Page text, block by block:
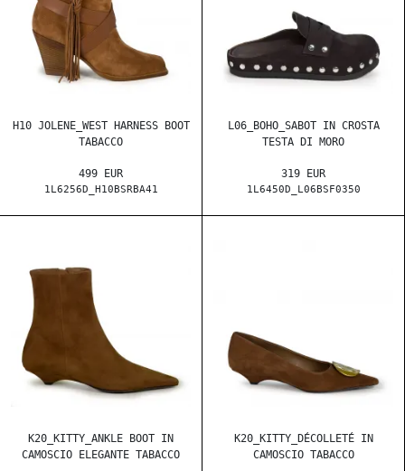
1L6256D_H10BSRBA41
H10 JOLENE_WEST HARNESS BOOT
TABACCO
499 EUR
1L6450D_L06BSF0350
L06_BOHO_SABOT IN CROSTA
TESTA DI MORO
319 EUR
K20_KITTY_ANKLE BOOT IN
CAMOSCIO ELEGANTE TABACCO
K20_KITTY_DÉCOLLETÉ IN
CAMOSCIO TABACCO